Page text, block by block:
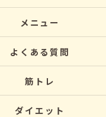
メニュー
よくある質問
筋トレ
ダイエット